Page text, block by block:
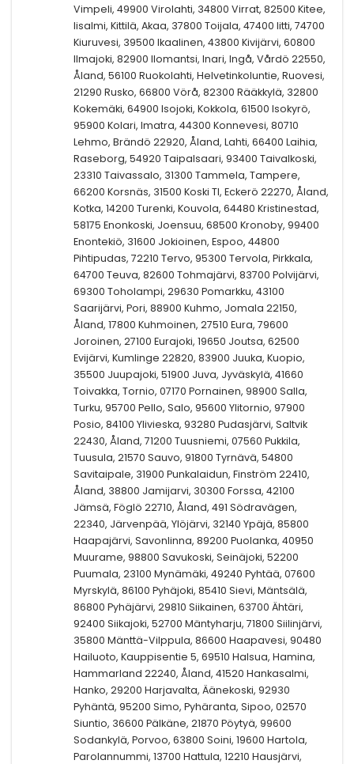
Vimpeli, 49900 Virolahti, 34800 Virrat, 82500 Kitee,
Iisalmi, Kittilä, Akaa, 37800 Toijala, 47400 Iitti, 74700
Kiuruvesi, 39500 Ikaalinen, 43800 Kivijärvi, 60800
Ilmajoki, 82900 Ilomantsi, Inari, Ingå, Vårdö 22550,
Åland, 56100 Ruokolahti, Helvetinkoluntie, Ruovesi,
21290 Rusko, 66800 Vörå, 82300 Rääkkylä, 32800
Kokemäki, 64900 Isojoki, Kokkola, 61500 Isokyrö,
95900 Kolari, Imatra, 44300 Konnevesi, 80710
Lehmo, Brändö 22920, Åland, Lahti, 66400 Laihia,
Raseborg, 54920 Taipalsaari, 93400 Taivalkoski,
23310 Taivassalo, 31300 Tammela, Tampere,
66200 Korsnäs, 31500 Koski Tl, Eckerö 22270, Åland,
Kotka, 14200 Turenki, Kouvola, 64480 Kristinestad,
58175 Enonkoski, Joensuu, 68500 Kronoby, 99400
Enontekiö, 31600 Jokioinen, Espoo, 44800
Pihtipudas, 72210 Tervo, 95300 Tervola, Pirkkala,
64700 Teuva, 82600 Tohmajärvi, 83700 Polvijärvi,
69300 Toholampi, 29630 Pomarkku, 43100
Saarijärvi, Pori, 88900 Kuhmo, Jomala 22150,
Åland, 17800 Kuhmoinen, 27510 Eura, 79600
Joroinen, 27100 Eurajoki, 19650 Joutsa, 62500
Evijärvi, Kumlinge 22820, 83900 Juuka, Kuopio,
35500 Juupajoki, 51900 Juva, Jyväskylä, 41660
Toivakka, Tornio, 07170 Pornainen, 98900 Salla,
Turku, 95700 Pello, Salo, 95600 Ylitornio, 97900
Posio, 84100 Ylivieska, 93280 Pudasjärvi, Saltvik
22430, Åland, 71200 Tuusniemi, 07560 Pukkila,
Tuusula, 21570 Sauvo, 91800 Tyrnävä, 54800
Savitaipale, 31900 Punkalaidun, Finström 22410,
Åland, 38800 Jamijarvi, 30300 Forssa, 42100
Jämsä, Föglö 22710, Åland, 491 Södravägen,
22340, Järvenpää, Ylöjärvi, 32140 Ypäjä, 85800
Haapajärvi, Savonlinna, 89200 Puolanka, 40950
Muurame, 98800 Savukoski, Seinäjoki, 52200
Puumala, 23100 Mynämäki, 49240 Pyhtää, 07600
Myrskylä, 86100 Pyhäjoki, 85410 Sievi, Mäntsälä,
86800 Pyhäjärvi, 29810 Siikainen, 63700 Ähtäri,
92400 Siikajoki, 52700 Mäntyharju, 71800 Siilinjärvi,
35800 Mänttä-Vilppula, 86600 Haapavesi, 90480
Hailuoto, Kauppisentie 5, 69510 Halsua, Hamina,
Hammarland 22240, Åland, 41520 Hankasalmi,
Hanko, 29200 Harjavalta, Äänekoski, 92930
Pyhäntä, 95200 Simo, Pyhäranta, Sipoo, 02570
Siuntio, 36600 Pälkäne, 21870 Pöytyä, 99600
Sodankylä, Porvoo, 63800 Soini, 19600 Hartola,
Parolannummi, 13700 Hattula, 12210 Hausjärvi,